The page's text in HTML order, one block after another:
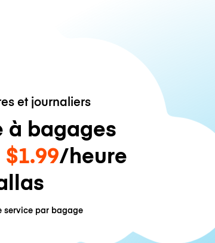
et journaliers
à bagages
$1.99/heure
service par bagage